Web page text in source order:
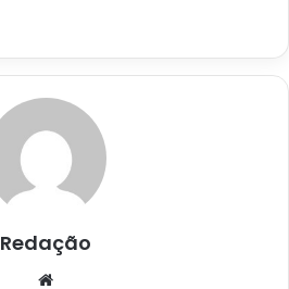
Redação